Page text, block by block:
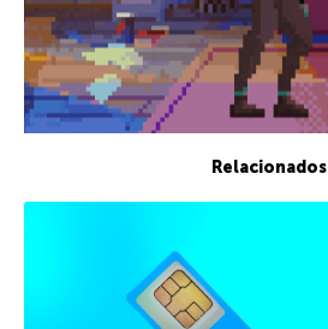
Relacionados